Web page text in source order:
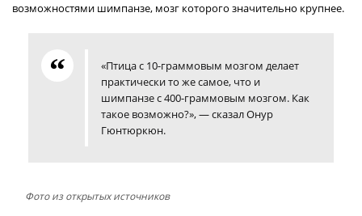
возможностями шимпанзе, мозг которого значительно крупнее.
«Птица с 10-граммовым мозгом делает
практически то же самое, что и
шимпанзе с 400-граммовым мозгом. Как
такое возможно?», — сказал Онур
Гюнтюркюн.
Фото из открытых источников